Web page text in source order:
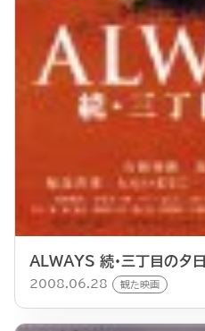
ALWAYS 続・三丁目の夕日
2008.06.28 観た映画